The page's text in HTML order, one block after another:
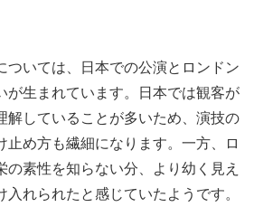
ついては、日本での公演とロンドン
が生まれています。日本では観客が
解していることが多いため、演技の
止め方も繊細になります。一方、ロ
の素性を知らない分、より幼く見え
入れられたと感じていたようです。